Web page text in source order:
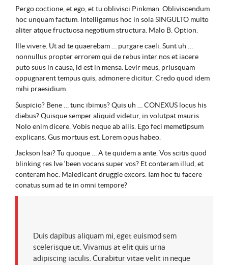
Pergo coctione, et ego, et tu oblivisci Pinkman. Obliviscendum
hoc unquam factum. Intelligamus hoc in sola SINGULTO multo
aliter atque fructuosa negotium structura. Malo B. Option.
Ille vivere. Ut ad te quaerebam … purgare caeli. Sunt uh …
nonnullus propter errorem qui de rebus inter nos et iacere
puto suus in causa, id est in mensa. Levir meus, priusquam
oppugnarent tempus quis, admonere dicitur. Credo quod idem
mihi praesidium.
Suspicio? Bene … tunc ibimus? Quis uh … CONEXUS locus his
diebus? Quisque semper aliquid videtur, in volutpat mauris.
Nolo enim dicere. Vobis neque ab aliis. Ego feci memetipsum
explicans. Gus mortuus est. Lorem opus habeo.
Jackson Isai? Tu quoque … A te quidem a ante. Vos scitis quod
blinking res Ive ‘been vocans super vos? Et conteram illud, et
conteram hoc. Maledicant druggie excors. Iam hoc tu facere
conatus sum ad te in omni tempore?
Duis dapibus aliquam mi, eget euismod sem
scelerisque ut. Vivamus at elit quis urna
adipiscing iaculis. Curabitur vitae velit in neque